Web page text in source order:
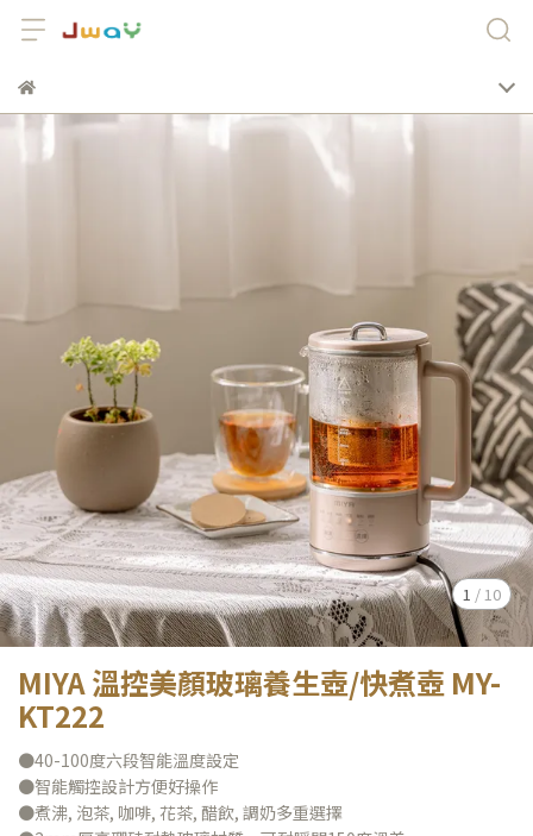
1 / 10
MIYA 溫控美顏玻璃養生壺/快煮壺 MY-
KT222
●40-100度六段智能溫度設定
●智能觸控設計方便好操作
●煮沸, 泡茶, 咖啡, 花茶, 醋飲, 調奶多重選擇